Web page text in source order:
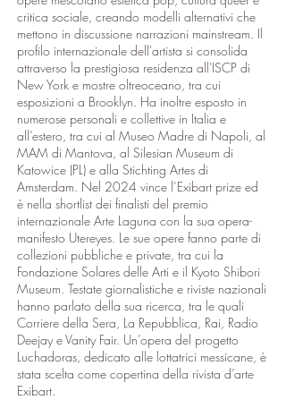
critica sociale, creando modelli alternativi che
mettono in discussione narrazioni mainstream. Il
profilo internazionale dell'artista si consolida
attraverso la prestigiosa residenza all'ISCP di
New York e mostre oltreoceano, tra cui
esposizioni a Brooklyn. Ha inoltre esposto in
numerose personali e collettive in Italia e
all’estero, tra cui al Museo Madre di Napoli, al
MAM di Mantova, al Silesian Museum di
Katowice (PL) e alla Stichting Artes di
Amsterdam. Nel 2024 vince l’Exibart prize ed
è nella shortlist dei finalisti del premio
internazionale Arte Laguna con la sua opera-
manifesto Utereyes. Le sue opere fanno parte di
collezioni pubbliche e private, tra cui la
Fondazione Solares delle Arti e il Kyoto Shibori
Museum. Testate giornalistiche e riviste nazionali
hanno parlato della sua ricerca, tra le quali
Corriere della Sera, La Repubblica, Rai, Radio
Deejay e Vanity Fair. Un’opera del progetto
Luchadoras, dedicato alle lottatrici messicane, è
stata scelta come copertina della rivista d’arte
Exibart.